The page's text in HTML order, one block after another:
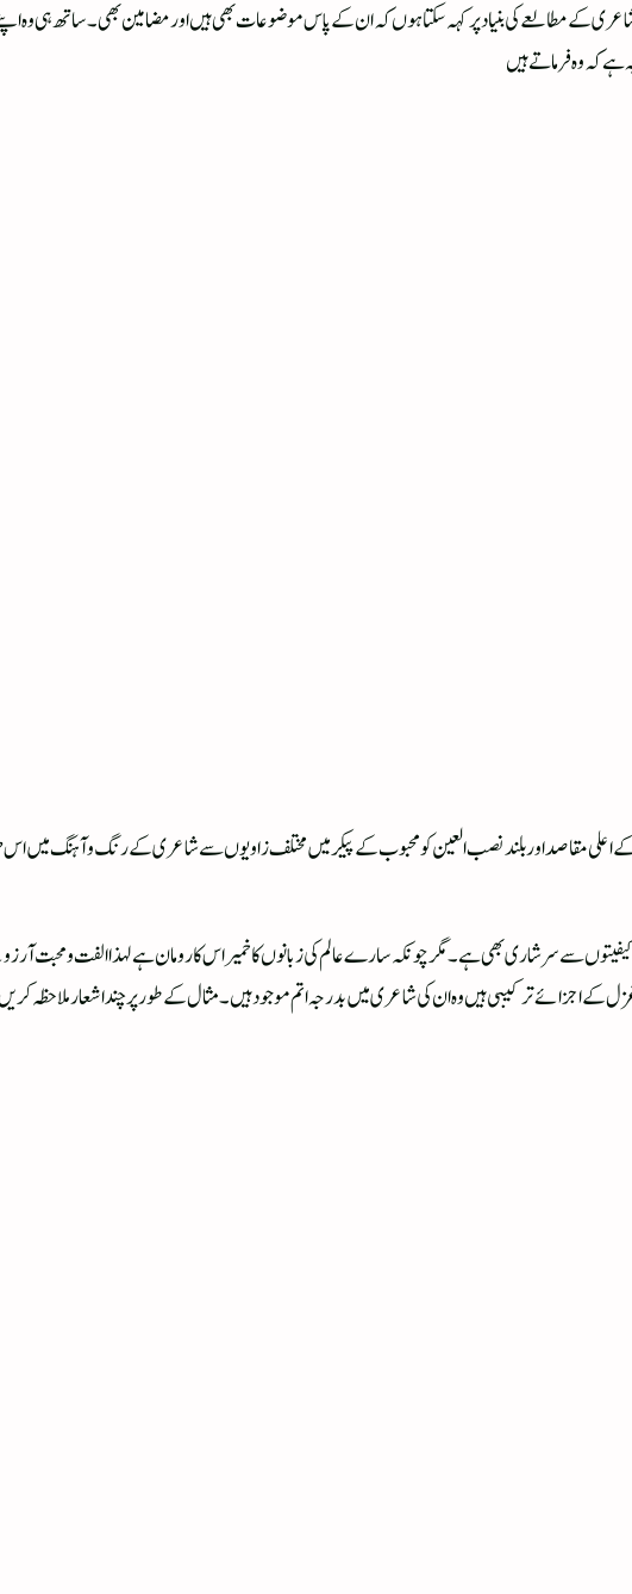
کے مطالعے کی بنیاد پر کہہ سکتا ہوں کہ ان کے پاس موضوعات بھی ہیں اور مضامین بھی ۔ ساتھ ہی وہ اپنے
ہے کہ وہ فرماتے ہیں
اعلی مقاصد اور بلند نصب العین کو محبوب کے پیکر میں مختلف زاویوں سے شاعری کے رنگ و آہنگ میں
سے سر شاری بھی ہے۔ مگر چونکہ سارے عالم کی زبانوں کا خمیر اس کا رومان ہے لہذا الفت و محبت
جو غزل کے اجزائے ترکیبی ہیں وہ ان کی شاعری میں بدرجہ اتم موجود ہیں ۔ مثال کے طور پر چند اشعار ملاحظہ